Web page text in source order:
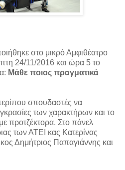
στο μικρό Αμφιθέατρο
24/11/2016 και ώρα 5 το
Μάθε ποιος πραγματικά
σπουδαστές να
των χαρακτήρων και το
προτζέκτορα. Στο πάνελ
των ΑΤΕΙ κας Κατερίνας
κος Δημήτριος Παπαγιάννης και